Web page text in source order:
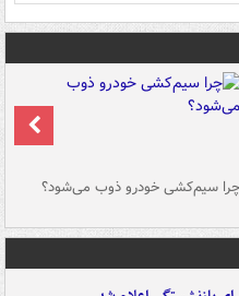
چرا سیم‌کشی خودرو ذوب می‌شود؟